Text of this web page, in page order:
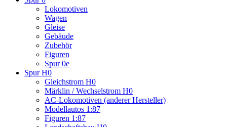
Lokomotiven
Wagen
Gleise
Gebäude
Zubehör
Figuren
Spur 0e
Spur H0
Gleichstrom H0
Märklin / Wechselstrom H0
AC-Lokomotiven (anderer Hersteller)
Modellautos 1:87
Figuren 1:87